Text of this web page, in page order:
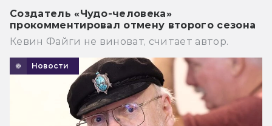
Создатель «Чудо-человека»
прокомментировал отмену второго сезона
Кевин Файги не виноват, считает автор.
Новости